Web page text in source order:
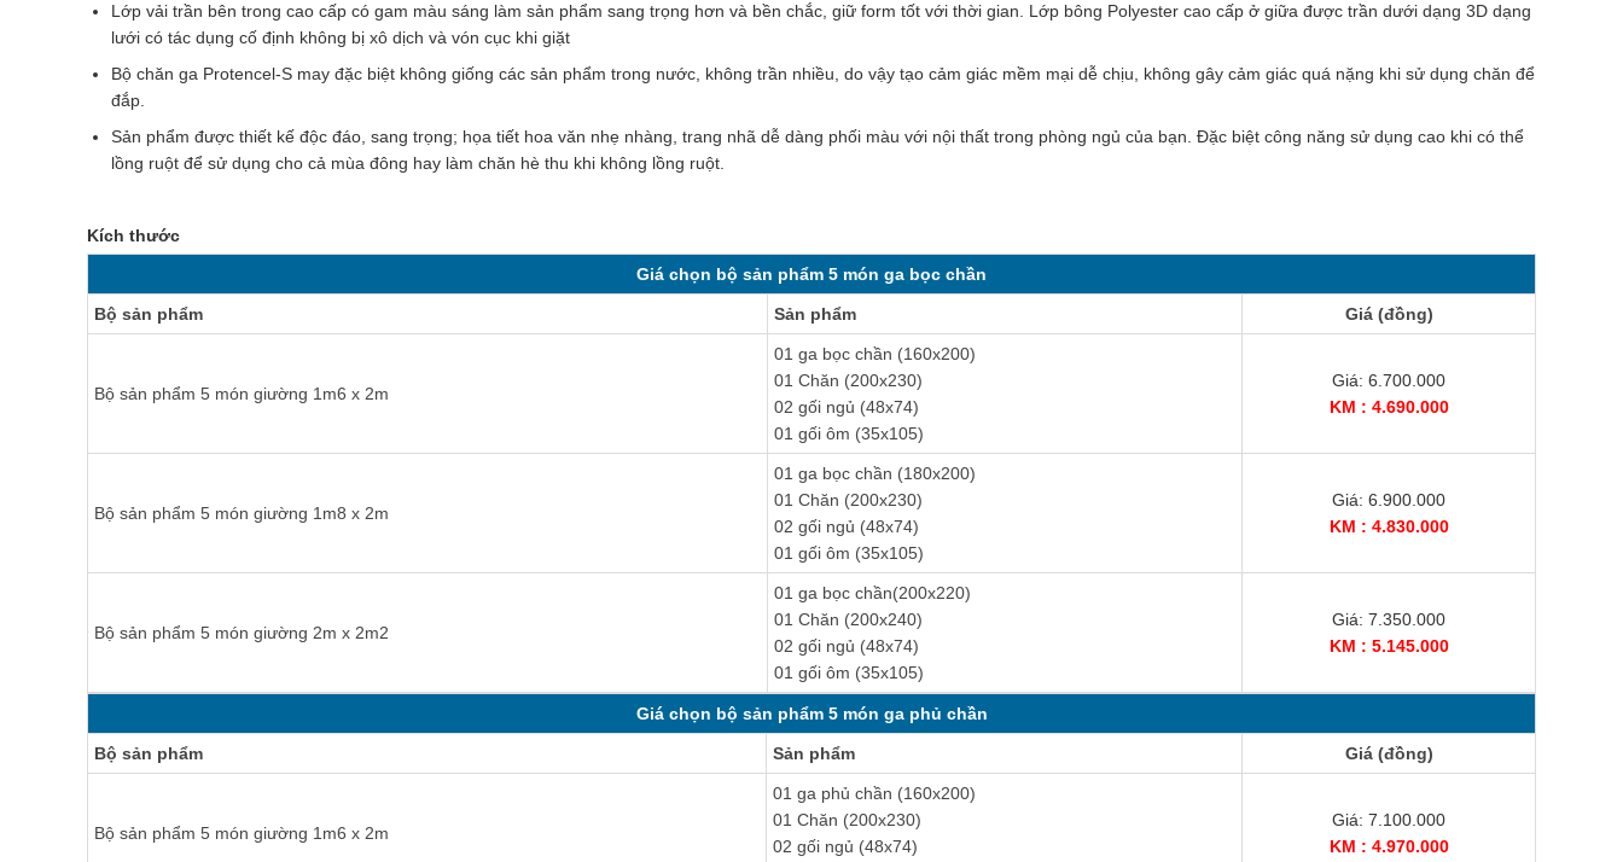
Lớp vải trần bên trong cao cấp có gam màu sáng làm sản phẩm sang trọng hơn và bền chắc, giữ form tốt với thời gian. Lớp bông Polyester cao cấp ở giữa được trần dưới dạng 3D dạng
lưới có tác dụng cố định không bị xô dịch và vón cục khi giặt
Bộ chăn ga Protencel-S may đặc biệt không giống các sản phẩm trong nước, không trần nhiều, do vậy tạo cảm giác mềm mại dễ chịu, không gây cảm giác quá nặng khi sử dụng chăn để
đắp.
Sản phẩm được thiết kế độc đáo, sang trọng; họa tiết hoa văn nhẹ nhàng, trang nhã dễ dàng phối màu với nội thất trong phòng ngủ của bạn. Đặc biệt công năng sử dụng cao khi có thể
lồng ruột để sử dụng cho cả mùa đông hay làm chăn hè thu khi không lồng ruột.
Kích thước
Giá chọn bộ sản phẩm 5 món ga bọc chần
Bộ sản phẩm Sản phẩm Giá (đồng)
Bộ sản phẩm 5 món giường 1m6 x 2m
01 ga bọc chần (160x200)
01 Chăn (200x230)
02 gối ngủ (48x74)
01 gối ôm (35x105)
Giá: 6.700.000
KM : 4.690.000
Bộ sản phẩm 5 món giường 1m8 x 2m
01 ga bọc chần (180x200)
01 Chăn (200x230)
02 gối ngủ (48x74)
01 gối ôm (35x105)
Giá: 6.900.000
KM : 4.830.000
Bộ sản phẩm 5 món giường 2m x 2m2
01 ga bọc chần(200x220)
01 Chăn (200x240)
02 gối ngủ (48x74)
01 gối ôm (35x105)
Giá: 7.350.000
KM : 5.145.000
Giá chọn bộ sản phẩm 5 món ga phủ chần
Bộ sản phẩm Sản phẩm Giá (đồng)
Bộ sản phẩm 5 món giường 1m6 x 2m
01 ga phủ chần (160x200)
01 Chăn (200x230)
02 gối ngủ (48x74)
Giá: 7.100.000
KM : 4.970.000